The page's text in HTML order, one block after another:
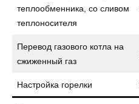
теплообменника, со сливом
теплоносителя
Перевод газового котла на
сжиженный газ
Настройка горелки